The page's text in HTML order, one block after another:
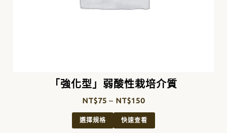
「強化型」弱酸性栽培介質
NT$75 – NT$150
選擇規格 快速查看